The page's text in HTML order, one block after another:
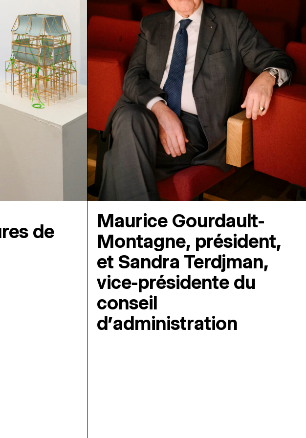
Maurice Gourdault-
Montagne, président,
et Sandra Terdjman,
vice-présidente du
conseil
d’administration